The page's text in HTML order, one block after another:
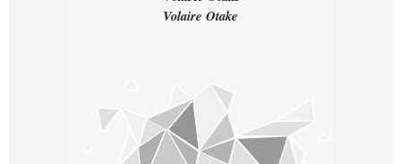
Volaire Otake